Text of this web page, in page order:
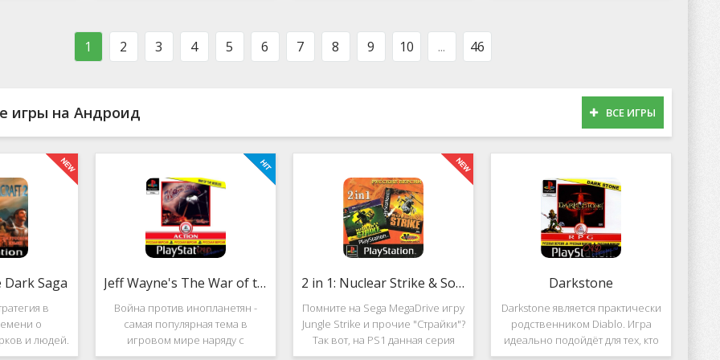
танцевальная музыка,
персонажами в
1 2 3 4 5 6 7 8 9 10 ... 46
игры на Андроид ВСЕ ИГРЫ
Saga
в
о
и людей.
Saga
Jeff Wayne's The War of the Worlds
Война против инопланетян -
самая популярная тема в
игровом мире наряду с
войнами против террористов и
2 in 1: Nuclear Strike & Soviet Strike
Помните на Sega MegaDrive игру
Jungle Strike и прочие "Страйки"?
Так вот, на PS1 данная серия
продолжила своё
Darkstone
Darkstone является практически
родственником Diablo. Игра
идеально подойдёт для тех, кто
ищет альтернативу последнему.